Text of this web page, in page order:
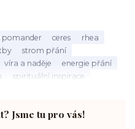
pomander ceres
rhea
strom přání
víra a naděje
energie přání
spirituální inspirace
Jsme tu pro vás!